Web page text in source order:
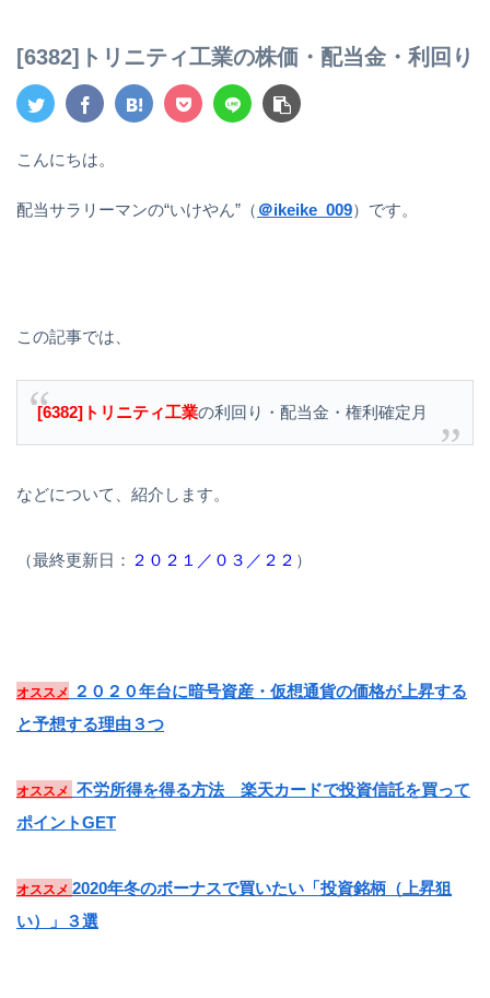
[6382]トリニティ工業の株価・配当金・利回り
こんにちは。
配当サラリーマンの“いけやん”（ ＠ikeike_009）です。
この記事では、
[6382]トリニティ工業の利回り・配当金・権利確定月
などについて、紹介します。
（最終更新日： ２０２１／０３／２２ ）
オススメ
２０２０年台に暗号資産・仮想通貨の価格が上昇する
と予想する理由３つ
オススメ
不労所得を得る方法 楽天カードで投資信託を買って
ポイントGET
オススメ 2020年冬のボーナスで買いたい「投資銘柄（上昇狙
い）」３選